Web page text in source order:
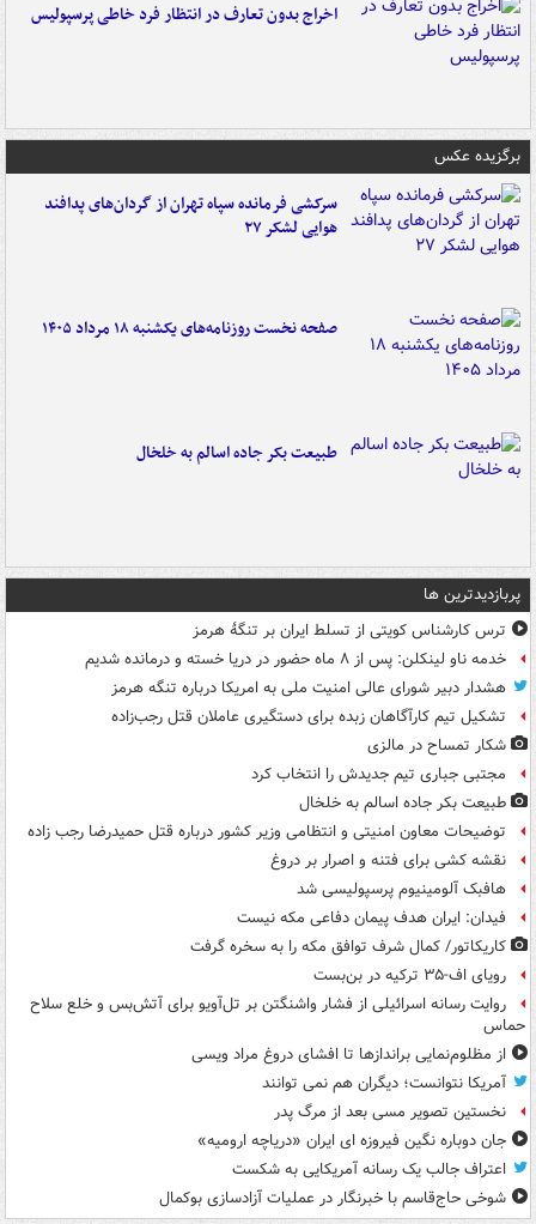
اخراج بدون تعارف در انتظار فرد خاطی پرسپولیس
برگزیده عکس
سرکشی فرمانده سپاه تهران از گردان‌های پدافند
هوایی لشکر ۲۷
صفحه نخست روزنامه‌های یکشنبه ۱۸ مرداد ۱۴۰۵
طبیعت بکر جاده اسالم به خلخال
پربازدیدترین ها
ترس کارشناس کویتی از تسلط ایران بر تنگۀ هرمز
خدمه ناو لینکلن: پس از ۸ ماه حضور در دریا خسته و درمانده‌ شدیم
هشدار دبیر شورای عالی امنیت ملی به امریکا درباره تنگه هرمز
تشکیل تیم کارآگاهان زبده برای دستگیری عاملان قتل رجب‌زاده
شکار تمساح در مالزی
مجتبی جباری تیم جدیدش را انتخاب کرد
طبیعت بکر جاده اسالم به خلخال
توضیحات معاون امنیتی و انتظامی وزیر کشور درباره قتل حمیدرضا رجب زاده
نقشه کشی برای فتنه و اصرار بر دروغ
هافبک آلومینیوم پرسپولیسی شد
فیدان: ایران هدف پیمان دفاعی مکه نیست
کاریکاتور/ کمال شرف توافق مکه را به سخره گرفت
رویای اف-۳۵ ترکیه در بن‌بست
روایت رسانه اسرائیلی از فشار واشنگتن بر تل‌آویو برای آتش‌بس و خلع سلاح
حماس
از مظلوم‌نمایی براندازها تا افشای دروغ مراد ویسی
آمریکا نتوانست؛ دیگران هم نمی توانند
نخستین تصویر مسی بعد از مرگ پدر
جان دوباره نگین فیروزه ای ایران «دریاچه ارومیه»
اعتراف جالب یک رسانه آمریکایی به شکست
شوخی حاج‌قاسم با خبرنگار در عملیات آزادسازی بوکمال